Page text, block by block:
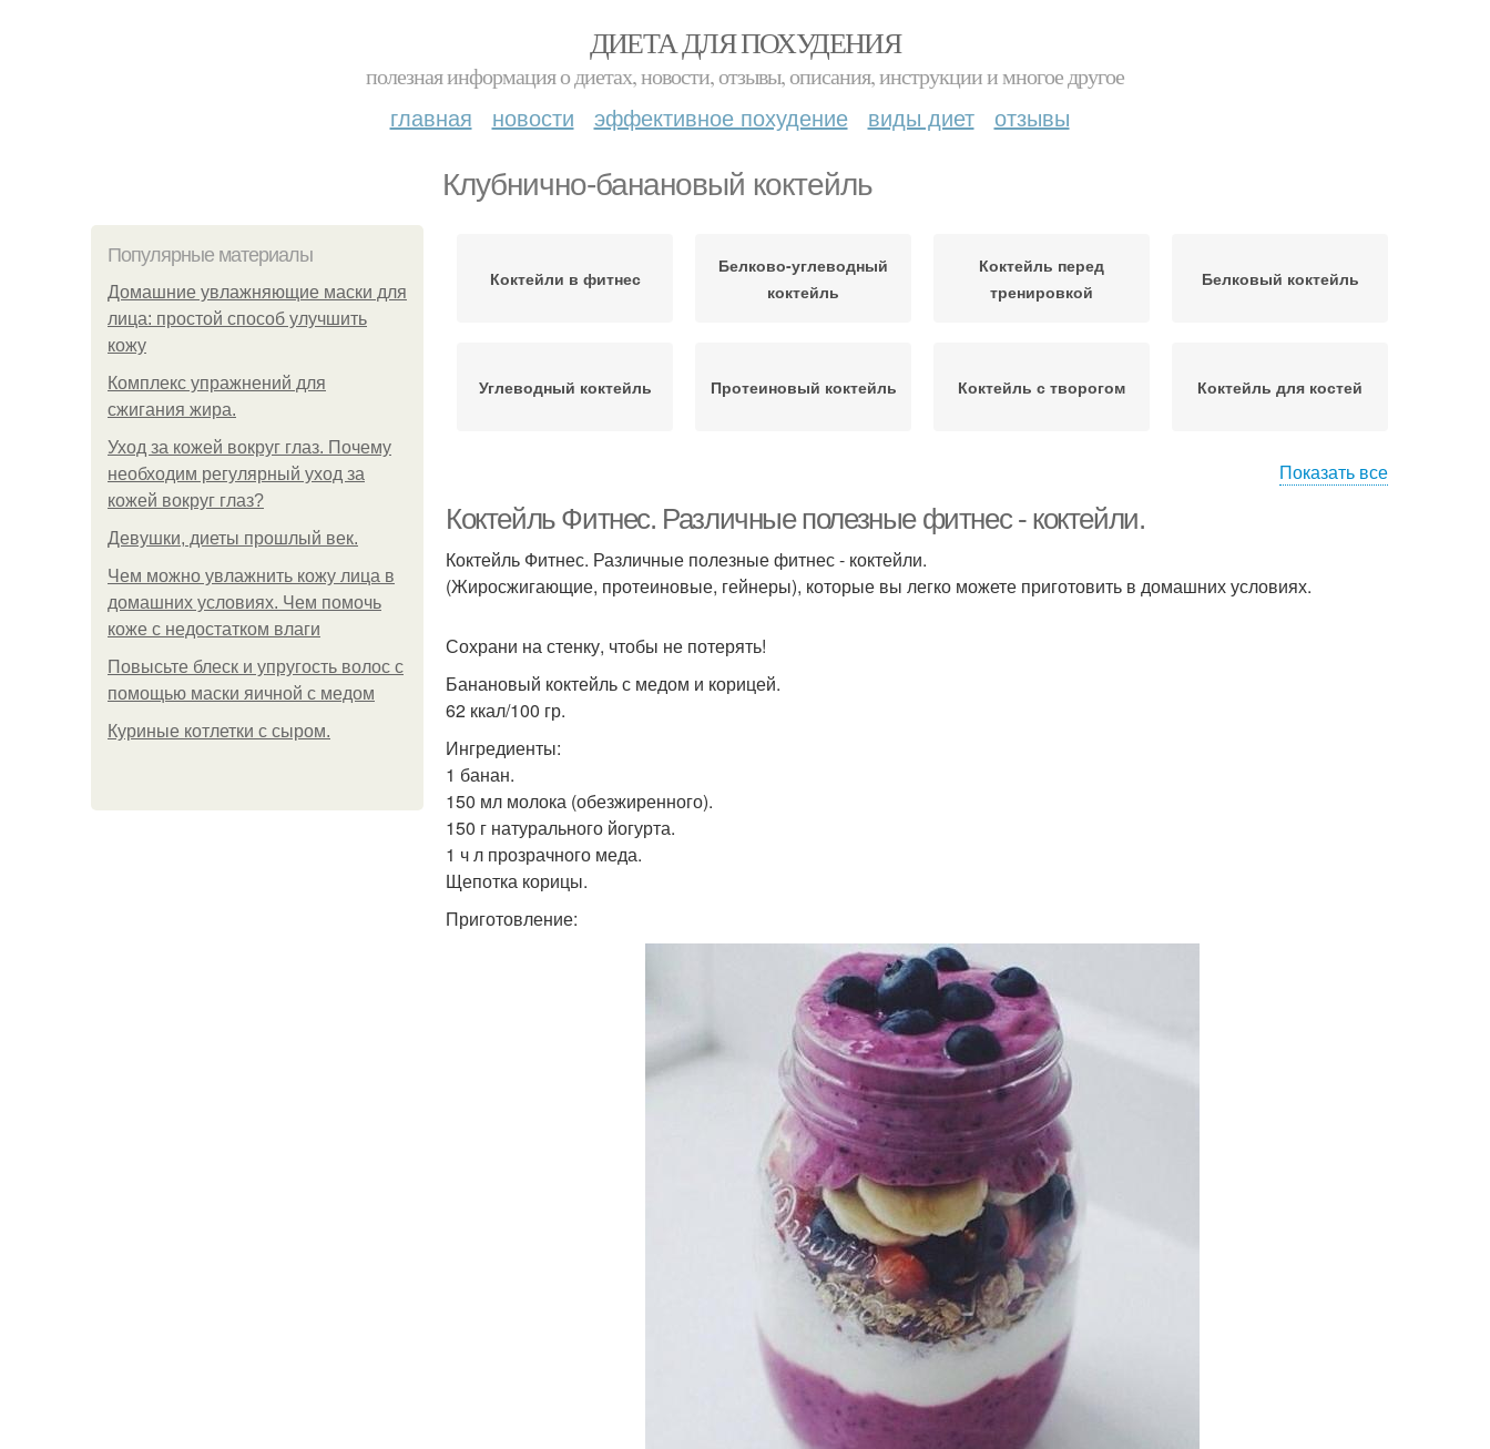
ДИЕТА ДЛЯ ПОХУДЕНИЯ
полезная информация о диетах, новости, отзывы, описания, инструкции и многое другое
главная новости эффективное похудение виды диет отзывы
Клубнично-банановый коктейль
Популярные материалы
Домашние увлажняющие маски для
лица: простой способ улучшить
кожу
Комплекс упражнений для
сжигания жира.
Уход за кожей вокруг глаз. Почему
необходим регулярный уход за
кожей вокруг глаз?
Девушки, диеты прошлый век.
Чем можно увлажнить кожу лица в
домашних условиях. Чем помочь
коже с недостатком влаги
Повысьте блеск и упругость волос с
помощью маски яичной с медом
Куриные котлетки с сыром.
Коктейли в фитнес
Белково-углеводный
коктейль
Коктейль перед
тренировкой
Белковый коктейль
Углеводный коктейль Протеиновый коктейль Коктейль с творогом Коктейль для костей
сладкоежек
Коктейли для
Показать все
Коктейль Фитнес. Различные полезные фитнес - коктейли.
Коктейль Фитнес. Различные полезные фитнес - коктейли.
(Жиросжигающие, протеиновые, гейнеры), которые вы легко можете приготовить в домашних условиях.
Сохрани на стенку, чтобы не потерять!
Банановый коктейль с медом и корицей.
62 ккал/100 гр.
Ингредиенты:
1 банан.
150 мл молока (обезжиренного).
150 г натурального йогурта.
1 ч л прозрачного меда.
Щепотка корицы.
Приготовление: